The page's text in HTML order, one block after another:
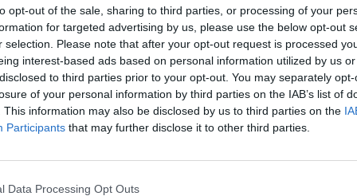
opt-out of the sale, sharing to third parties, or processing of your
for targeted advertising by us, please use the below opt-out
selection. Please note that after your opt-out request is processed
interest-based ads based on personal information utilized by us
to third parties prior to your opt-out. You may separately
of your personal information by third parties on the IAB’s list of
This information may also be disclosed by us to third parties on the
Participants that may further disclose it to other third parties.
Data Processing Opt Outs